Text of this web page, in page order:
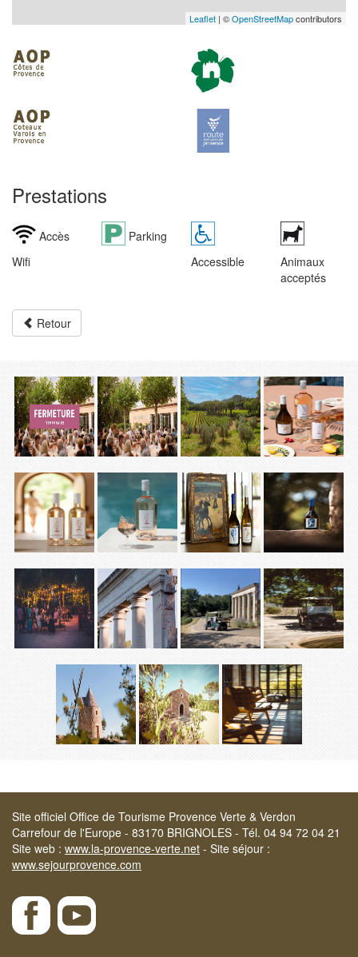
Leaflet | ©OpenStreetMapcontributors
Prestations
Accès
Wifi
Parking
Accessible
Animaux
acceptés
Retour
Site officiel Office de Tourisme Provence Verte & Verdon
Carrefour de l'Europe - 83170 BRIGNOLES - Tél. 04 94 72 04 21
Site web : www.la-provence-verte.net - Site séjour :
www.sejourprovence.com